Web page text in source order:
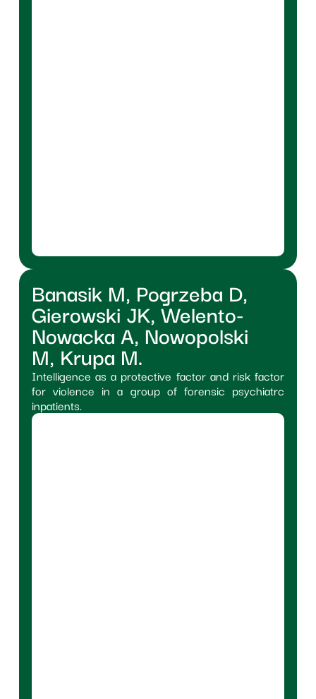
Banasik M, Pogrzeba D,
Gierowski JK, Welento-
Nowacka A, Nowopolski
M, Krupa M.
Intelligence as a protective factor and risk factor
for violence in a group of forensic psychiatrc
inpatients.